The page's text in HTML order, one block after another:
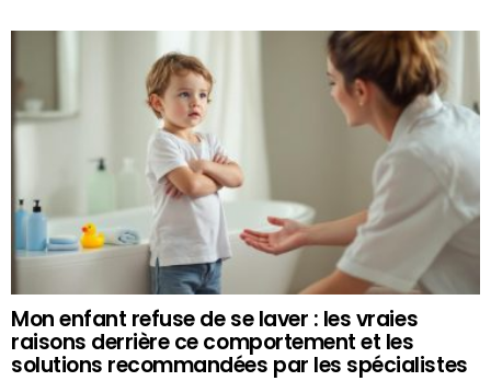
Mon enfant refuse de se laver : les vraies
raisons derrière ce comportement et les
solutions recommandées par les spécialistes